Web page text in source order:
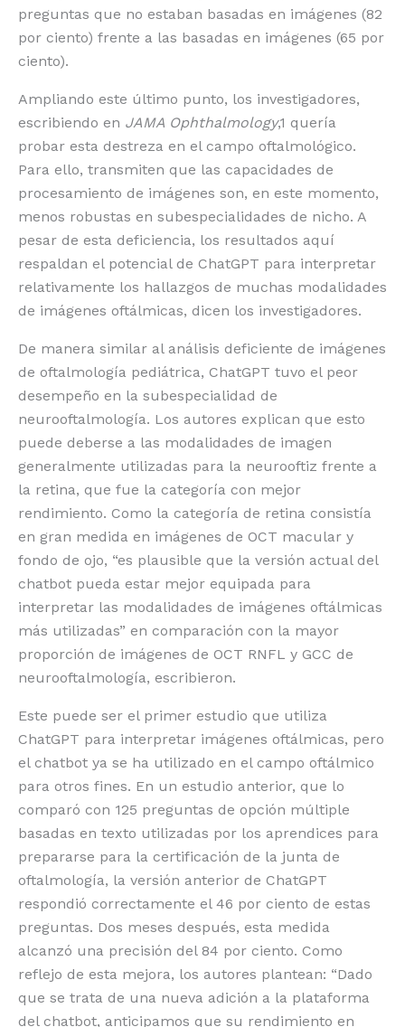
preguntas que no estaban basadas en imágenes (82
por ciento) frente a las basadas en imágenes (65 por
ciento).
Ampliando este último punto, los investigadores,
escribiendo en JAMA Ophthalmology,1 quería
probar esta destreza en el campo oftalmológico.
Para ello, transmiten que las capacidades de
procesamiento de imágenes son, en este momento,
menos robustas en subespecialidades de nicho. A
pesar de esta deficiencia, los resultados aquí
respaldan el potencial de ChatGPT para interpretar
relativamente los hallazgos de muchas modalidades
de imágenes oftálmicas, dicen los investigadores.
De manera similar al análisis deficiente de imágenes
de oftalmología pediátrica, ChatGPT tuvo el peor
desempeño en la subespecialidad de
neurooftalmología. Los autores explican que esto
puede deberse a las modalidades de imagen
generalmente utilizadas para la neurooftiz frente a
la retina, que fue la categoría con mejor
rendimiento. Como la categoría de retina consistía
en gran medida en imágenes de OCT macular y
fondo de ojo, “es plausible que la versión actual del
chatbot pueda estar mejor equipada para
interpretar las modalidades de imágenes oftálmicas
más utilizadas” en comparación con la mayor
proporción de imágenes de OCT RNFL y GCC de
neurooftalmología, escribieron.
Este puede ser el primer estudio que utiliza
ChatGPT para interpretar imágenes oftálmicas, pero
el chatbot ya se ha utilizado en el campo oftálmico
para otros fines. En un estudio anterior, que lo
comparó con 125 preguntas de opción múltiple
basadas en texto utilizadas por los aprendices para
prepararse para la certificación de la junta de
oftalmología, la versión anterior de ChatGPT
respondió correctamente el 46 por ciento de estas
preguntas. Dos meses después, esta medida
alcanzó una precisión del 84 por ciento. Como
reflejo de esta mejora, los autores plantean: “Dado
que se trata de una nueva adición a la plataforma
del chatbot, anticipamos que su rendimiento en